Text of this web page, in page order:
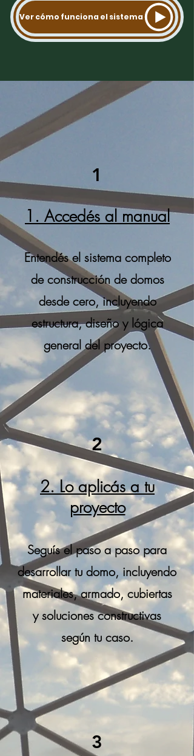
Ver cómo funciona el sistema
1
1. Accedés al manual
Entendés el sistema completo
de construcción de domos
desde cero, incluyendo
estructura, diseño y lógica
general del proyecto.
2
2. Lo aplicás a tu
proyecto
Seguís el paso a paso para
desarrollar tu domo, incluyendo
materiales, armado, cubiertas
y soluciones constructivas
según tu caso.
3